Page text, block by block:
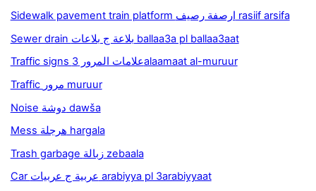
Sidewalk pavement train platform ارصفة رصيف rasiif arsifa
Sewer drain بلاعة ج بلاعات ballaa3a pl ballaa3aat
Traffic signs علامات المرور 3alaamaat al-muruur
Traffic مرور muruur
Noise دوشة dawša
Mess هرجلة hargala
Trash garbage زبالة zebaala
Car عربية ج عربيات arabiyya pl 3arabiyyaat